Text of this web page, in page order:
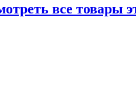
все товары